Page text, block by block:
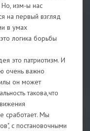
изм-ы нас
на первый взгляд
в умах
логика борьбы
это патриотизм. И
очень важно
он может
такова,что
сработает. Мы
с постановочными